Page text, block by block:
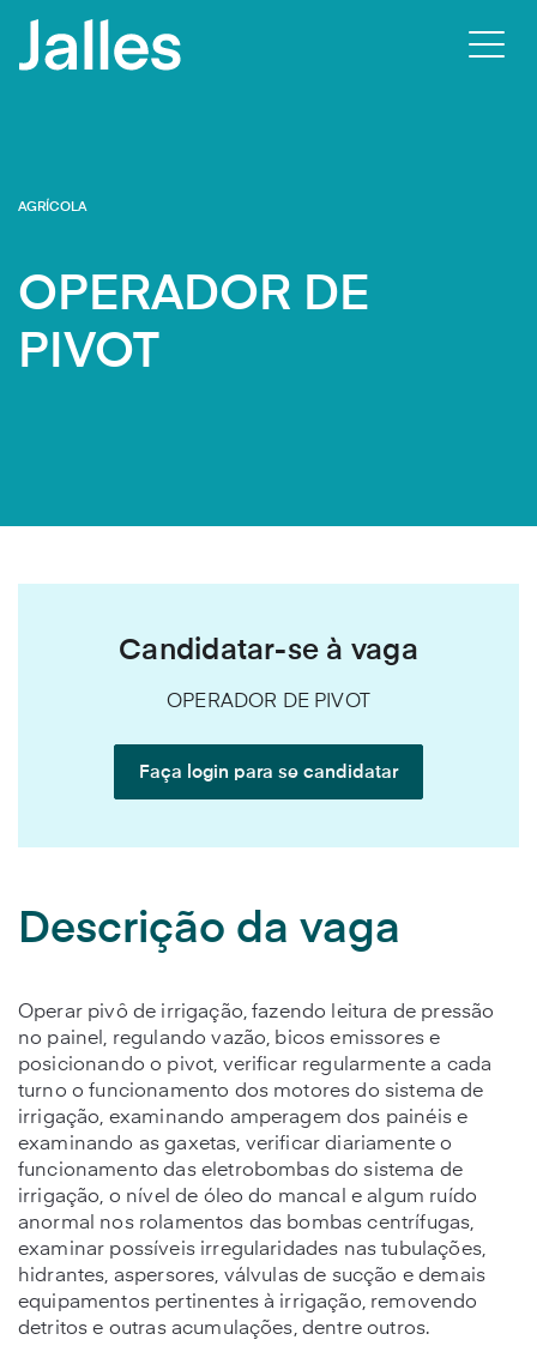
AGRÍCOLA
OPERADOR DE
PIVOT
Candidatar-se à vaga
OPERADOR DE PIVOT
Faça login para se candidatar
Descrição da vaga
Operar pivô de irrigação, fazendo leitura de pressão
no painel, regulando vazão, bicos emissores e
posicionando o pivot, verificar regularmente a cada
turno o funcionamento dos motores do sistema de
irrigação, examinando amperagem dos painéis e
examinando as gaxetas, verificar diariamente o
funcionamento das eletrobombas do sistema de
irrigação, o nível de óleo do mancal e algum ruído
anormal nos rolamentos das bombas centrífugas,
examinar possíveis irregularidades nas tubulações,
hidrantes, aspersores, válvulas de sucção e demais
equipamentos pertinentes à irrigação, removendo
detritos e outras acumulações, dentre outros.